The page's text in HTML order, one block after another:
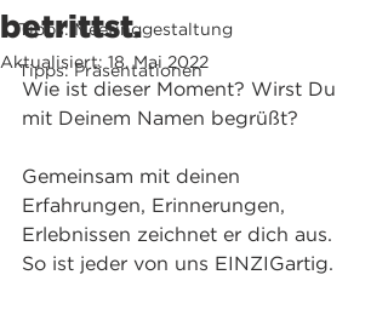
Tipps: Meetinggestaltung
Tipps: Präsentationen
betrittst.
Aktualisiert: 18. Mai 2022
Wie ist dieser Moment? Wirst Du
mit Deinem Namen begrüßt?
Gemeinsam mit deinen
Erfahrungen, Erinnerungen,
Erlebnissen zeichnet er dich aus.
So ist jeder von uns EINZIGartig.